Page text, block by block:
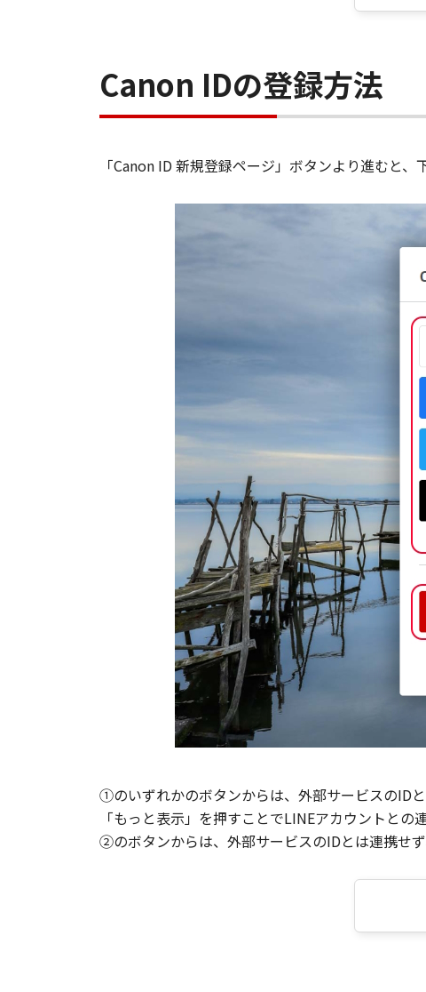
Canon IDの登録方法
「Canon ID 新規登録ページ」ボタンより進むと、
①のいずれかのボタンからは、外部サービスのID
「もっと表示」を押すことでLINEアカウントとの
②のボタンからは、外部サービスのIDとは連携せ